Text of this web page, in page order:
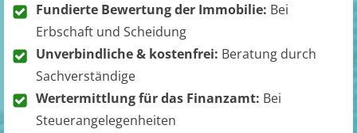
Fundierte Bewertung der Immobilie: Bei
Erbschaft und Scheidung
Unverbindliche & kostenfrei: Beratung durch
Sachverständige
Wertermittlung für das Finanzamt: Bei
Steuerangelegenheiten